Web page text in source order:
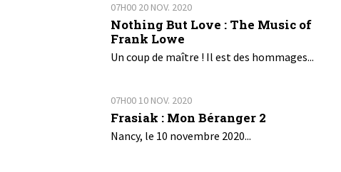
07H00 20 NOV. 2020
Nothing But Love : The Music of
Frank Lowe
Un coup de maître ! Il est des hommages...
07H00 10 NOV. 2020
Frasiak : Mon Béranger 2
Nancy, le 10 novembre 2020...